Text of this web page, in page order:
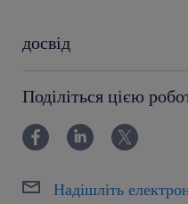
досвід
Поділіться цією
Надішліть